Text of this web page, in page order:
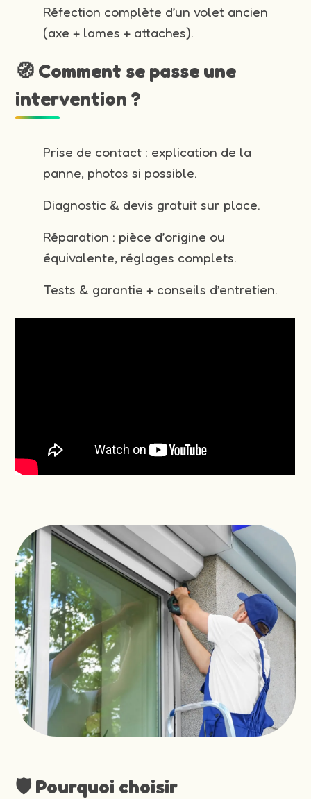
Réfection complète d’un volet ancien
(axe + lames + attaches).
🧭 Comment se passe une
intervention ?
Prise de contact : explication de la
panne, photos si possible.
Diagnostic & devis gratuit sur place.
Réparation : pièce d’origine ou
équivalente, réglages complets.
Tests & garantie + conseils d’entretien.
🛡️ Pourquoi choisir